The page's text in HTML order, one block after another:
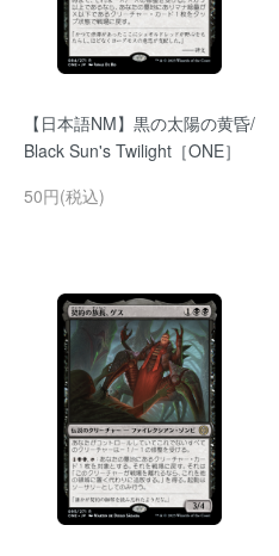
【日本語NM】黒の太陽の黄昏/
Black Sun's Twilight［ONE］
50円(税込)